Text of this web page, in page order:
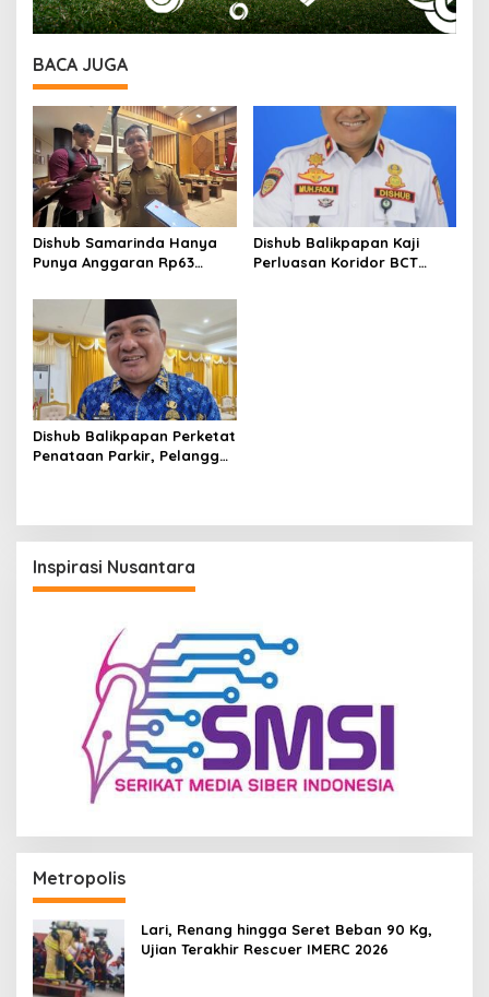
BACA JUGA
Dishub Samarinda Hanya
Punya Anggaran Rp63
Pemeliharaan PJU dan
Transportasi Berpotensi
Terkendala
Dishub Balikpapan Kaji
Perluasan Koridor BCT
Dishub Balikpapan Perketat
Penataan Parkir, Pelanggar
Inspirasi Nusantara
Metropolis
Lari, Renang hingga Seret Beban 90 Kg,
Ujian Terakhir Rescuer IMERC 2026